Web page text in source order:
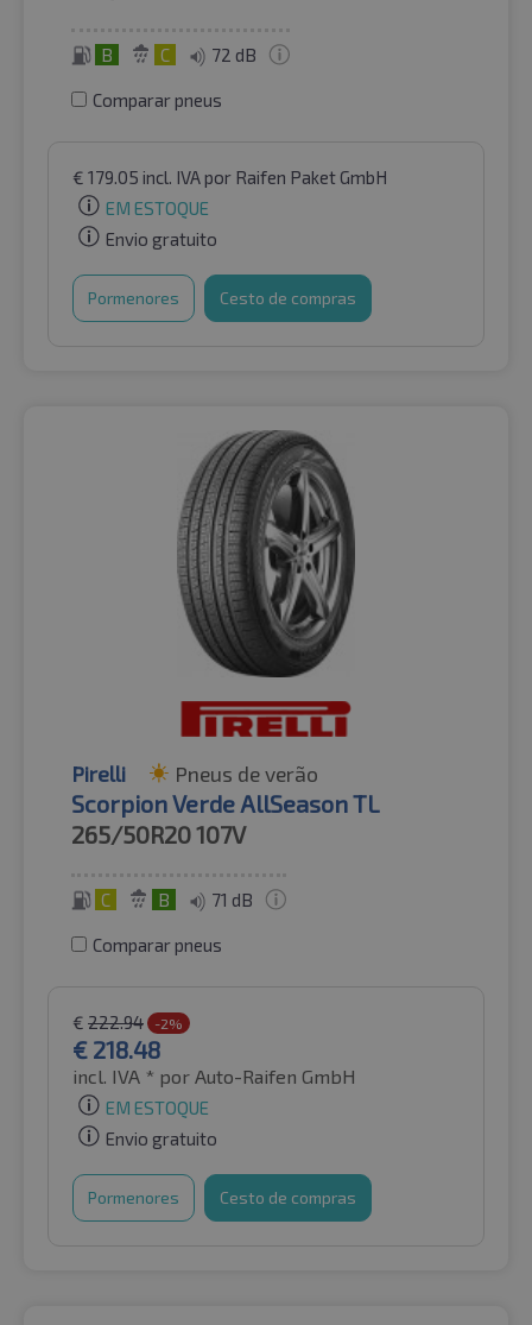
B C 72 dB
Comparar pneus
€ 179.05 incl. IVApor Raifen Paket GmbH
EM ESTOQUE
Envio gratuito
Pormenores Cesto de compras
Pirelli Pneus de verão
Scorpion Verde AllSeason TL
265/50R20107V
C B 71 dB
Comparar pneus
€ 222.94 -2%
€ 218.48
incl. IVA * por Auto-Raifen GmbH
EM ESTOQUE
Envio gratuito
Pormenores Cesto de compras